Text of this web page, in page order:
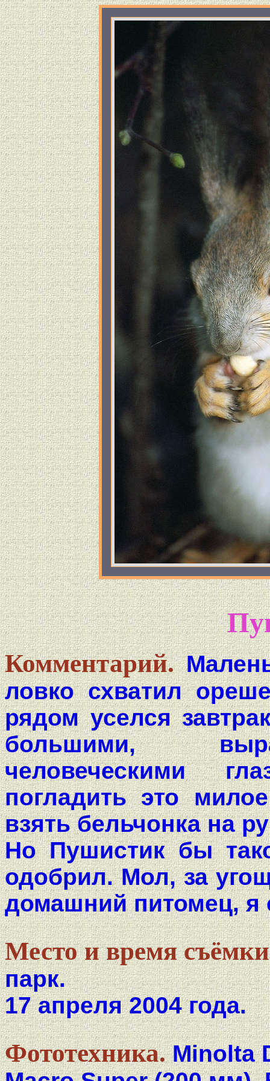
Комментарий.
ловко схватил
рядом уселся
большими,
человеческими
погладить это
взять бельчонка на
Но Пушистик бы
одобрил. Мол, за
домашний питомец, я
Место и время
парк.
17 апреля 2004 года.
Фототехника.Minolta